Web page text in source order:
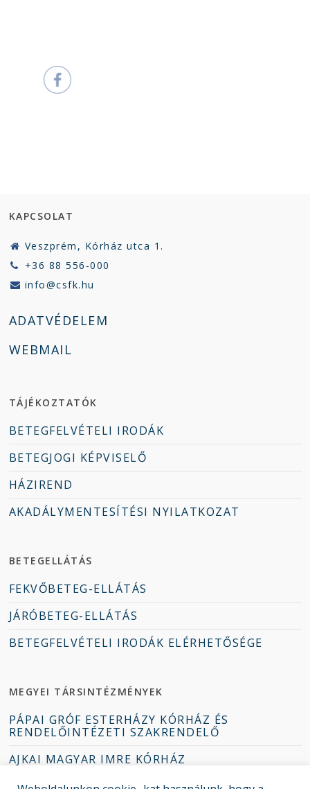
KAPCSOLAT
Veszprém, Kórház utca 1.
+36 88 556-000
info@csfk.hu
ADATVÉDELEM
WEBMAIL
TÁJÉKOZTATÓK
BETEGFELVÉTELI IRODÁK
BETEGJOGI KÉPVISELŐ
HÁZIREND
AKADÁLYMENTESÍTÉSI NYILATKOZAT
BETEGELLÁTÁS
FEKVŐBETEG-ELLÁTÁS
JÁRÓBETEG-ELLÁTÁS
BETEGFELVÉTELI IRODÁK ELÉRHETŐSÉGE
MEGYEI TÁRSINTÉZMÉNYEK
PÁPAI GRÓF ESTERHÁZY KÓRHÁZ ÉS
RENDELŐINTÉZETI SZAKRENDELŐ
AJKAI MAGYAR IMRE KÓRHÁZ